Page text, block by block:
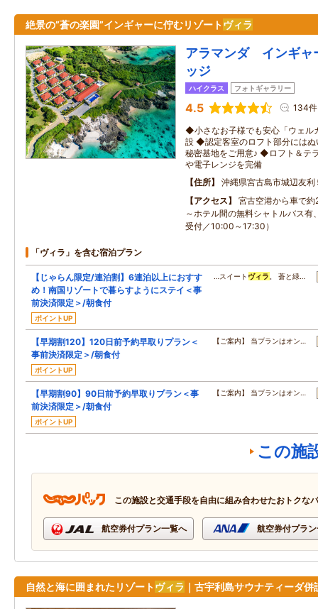
絶景の”蒼の楽園”インギャーに佇むリゾートヴィラ
アラマンダ インギャ
ッジ
ハイクラス フォトギャラリー
4.5 134件
◆小さなお子様でも安心「ウェル
設 ◆認定客室のロフト部分にはぬ
秘密基地をご用意♪ ◆ロフト＆テ
や電子レンジを完備
住所
沖縄県宮古島市城辺友利
アクセス
宮古空港から車で
～ホテル間の無料シャトルバス有
受付／10:00～17:30）
「ヴィラ」を含む宿泊プラン
【じゃらん限定/連泊割】6連泊以上におすす
め！南国リゾートで暮らすようにステイ＜事
前決済限定＞/朝食付
ポイントUP
…スイート ヴィラ 。 蒼と緑…
【早期割120】120日前予約早取りプラン＜
事前決済限定＞/朝食付
ポイントUP
【ご案内】 当プランはオン…
【早期割90】90日前予約早取りプラン＜事
前決済限定＞/朝食付
ポイントUP
【ご案内】 当プランはオン…
この施
この施設と交通手段を自由に組み合わせたおトクな
航空券付プラン一覧へ 航空券付プラ
自然と海に囲まれたリゾートヴィラ ｜古宇利島サウナティーダ併